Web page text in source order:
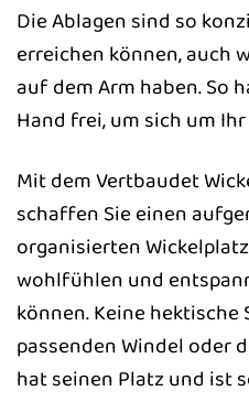
Die Ablagen sind so
erreichen können, auch
auf dem Arm haben. So
Hand frei, um sich um
Mit dem Vertbaudet
schaffen Sie einen
organisierten
wohlfühlen und
können. Keine hektische
passenden Windel oder
hat seinen Platz und ist